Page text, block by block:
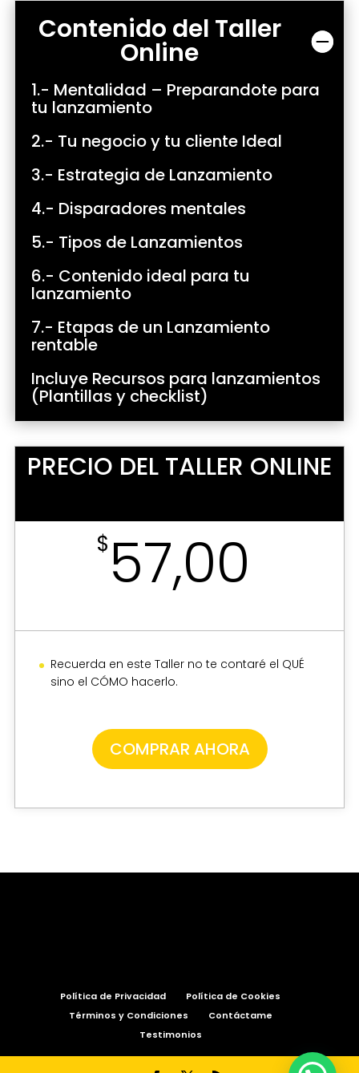
Contenido del Taller
Online
1.- Mentalidad – Preparandote para
tu lanzamiento
2.- Tu negocio y tu cliente Ideal
3.- Estrategia de Lanzamiento
4.- Disparadores mentales
5.- Tipos de Lanzamientos
6.- Contenido ideal para tu
lanzamiento
7.- Etapas de un Lanzamiento
rentable
Incluye Recursos para lanzamientos
(Plantillas y checklist)
PRECIO DEL TALLER ONLINE
$57,00
Recuerda en este Taller no te contaré el QUÉ
sino el CÓMO hacerlo.
COMPRAR AHORA
Política de Privacidad
Política de Cookies
Términos y Condiciones
Contáctame
Testimonios